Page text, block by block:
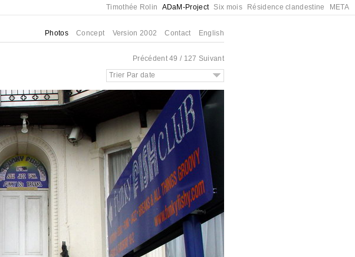
Timothée Rolin ADaM-Project Six mois Résidence clandestine META
Photos Concept Version 2002 Contact English
Précédent49 / 127 Suivant
Trier Par date